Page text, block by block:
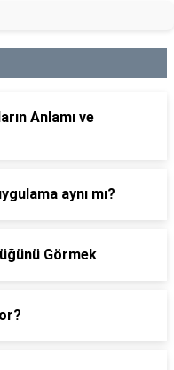
Anlamı ve
aynı mı?
Görmek